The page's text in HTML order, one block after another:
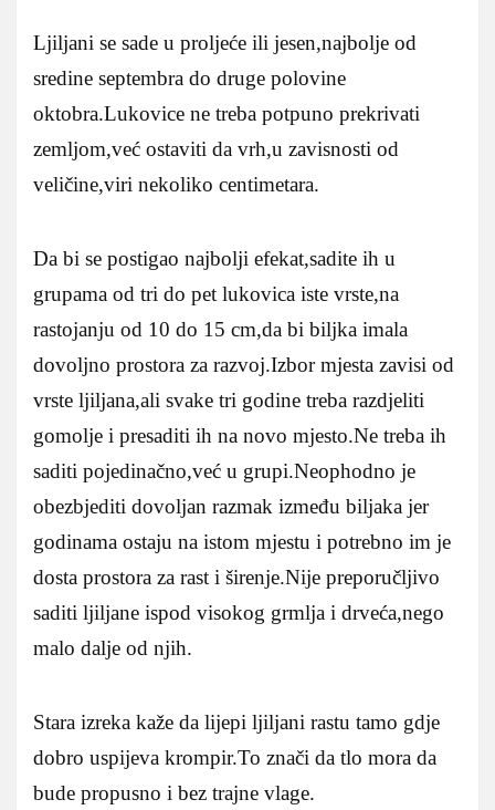
Ljiljani se sade u proljeće ili jesen,najbolje od
sredine septembra do druge polovine
oktobra.Lukovice ne treba potpuno prekrivati
zemljom,već ostaviti da vrh,u zavisnosti od
veličine,viri nekoliko centimetara.
Da bi se postigao najbolji efekat,sadite ih u
grupama od tri do pet lukovica iste vrste,na
rastojanju od 10 do 15 cm,da bi biljka imala
dovoljno prostora za razvoj.Izbor mjesta zavisi od
vrste ljiljana,ali svake tri godine treba razdjeliti
gomolje i presaditi ih na novo mjesto.Ne treba ih
saditi pojedinačno,već u grupi.Neophodno je
obezbjediti dovoljan razmak između biljaka jer
godinama ostaju na istom mjestu i potrebno im je
dosta prostora za rast i širenje.Nije preporučljivo
saditi ljiljane ispod visokog grmlja i drveća,nego
malo dalje od njih.
Stara izreka kaže da lijepi ljiljani rastu tamo gdje
dobro uspijeva krompir.To znači da tlo mora da
bude propusno i bez trajne vlage.